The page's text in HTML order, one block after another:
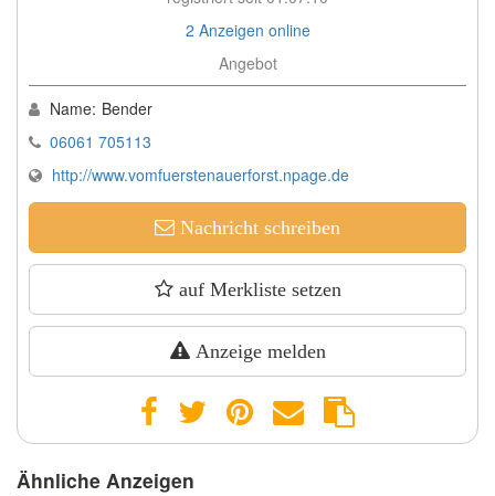
2 Anzeigen online
Angebot
Name: Bender
06061 705113
http://www.vomfuerstenauerforst.npage.de
Nachricht schreiben
auf Merkliste setzen
Anzeige melden
Ähnliche Anzeigen